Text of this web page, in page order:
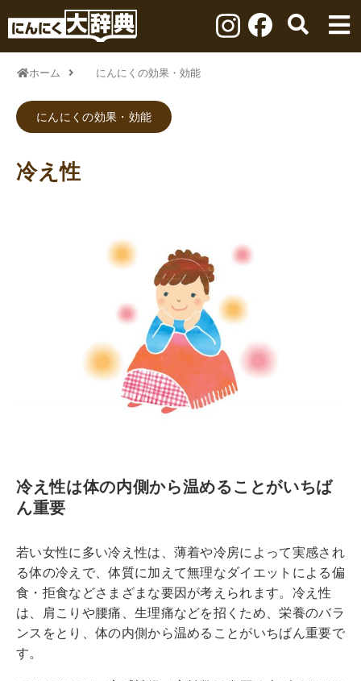
ホーム にんにくの効果・効能
にんにくの効果・効能
冷え性
冷え性は体の内側から温めることがいちば
ん重要
若い女性に多い冷え性は、薄着や冷房によって実感され
る体の冷えで、体質に加えて無理なダイエットによる偏
食・拒食などさまざまな要因が考えられます。冷え性
は、肩こりや腰痛、生理痛などを招くため、栄養のバラ
ンスをとり、体の内側から温めることがいちばん重要で
す。